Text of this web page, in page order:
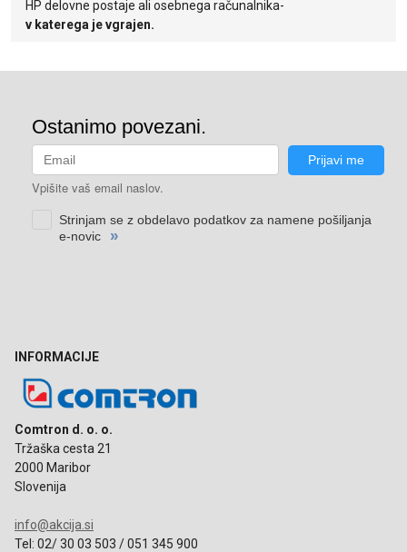
HP delovne postaje ali osebnega računalnika-
v katerega je vgrajen.
INFORMACIJE
Comtron d. o. o.
Tržaška cesta 21
2000 Maribor
Slovenija
info@akcija.si
Tel: 02/ 30 03 503 / 051 345 900